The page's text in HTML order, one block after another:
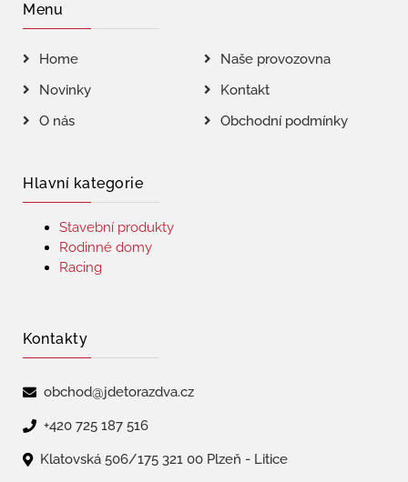
Menu
Home
Naše provozovna
Novinky
Kontakt
O nás
Obchodní podmínky
Hlavní kategorie
Stavební produkty
Rodinné domy
Racing
Kontakty
obchod@jdetorazdva.cz
+420 725 187 516
Klatovská 506/175 321 00 Plzeň - Litice